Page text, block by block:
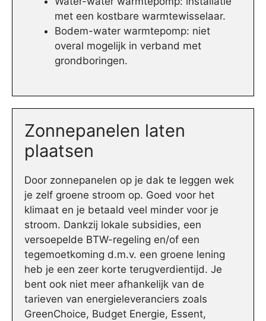
met een kostbare warmtewisselaar.
Bodem-water warmtepomp: niet
overal mogelijk in verband met
grondboringen.
Zonnepanelen laten
plaatsen
Door zonnepanelen op je dak te leggen wek
je zelf groene stroom op. Goed voor het
klimaat en je betaald veel minder voor je
stroom. Dankzij lokale subsidies, een
versoepelde BTW-regeling en/of een
tegemoetkoming d.m.v. een groene lening
heb je een zeer korte terugverdientijd. Je
bent ook niet meer afhankelijk van de
tarieven van energieleveranciers zoals
GreenChoice, Budget Energie, Essent,